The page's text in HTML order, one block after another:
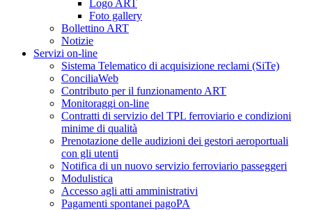
Logo ART
Foto gallery
Bollettino ART
Notizie
Servizi on-line
Sistema Telematico di acquisizione reclami (SiTe)
ConciliaWeb
Contributo per il funzionamento ART
Monitoraggi on-line
Contratti di servizio del TPL ferroviario e condizioni
minime di qualità
Prenotazione delle audizioni dei gestori aeroportuali
con gli utenti
Notifica di un nuovo servizio ferroviario passeggeri
Modulistica
Accesso agli atti amministrativi
Pagamenti spontanei pagoPA